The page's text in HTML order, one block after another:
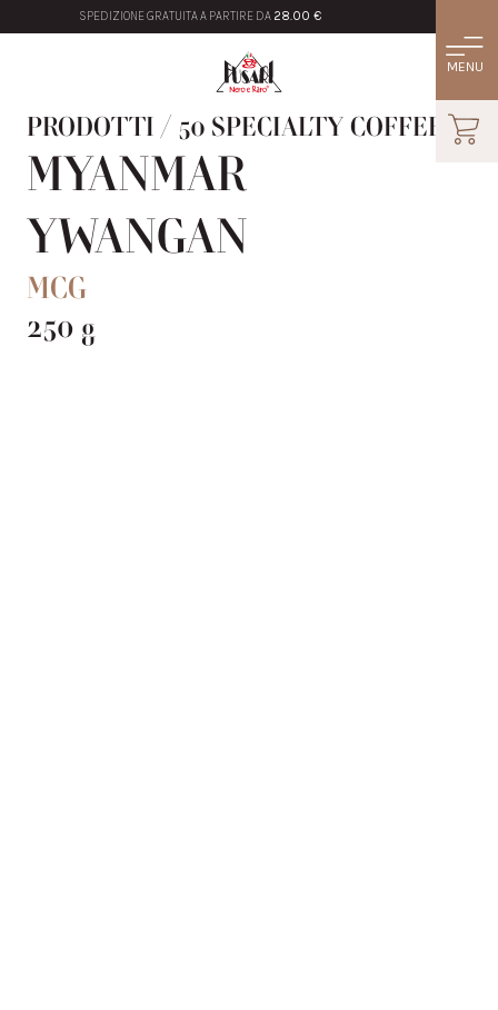
SPEDIZIONE GRATUITA A PARTIRE DA 28.00 €
PRODOTTI / 50 SPECIALTY COFFEE
MYANMAR
YWANGAN
MCG
250 g